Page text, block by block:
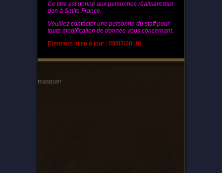
Ce titre est donné aux personnes réalisant tout
don à Smite France.
Veuillez contacter une personne du staff pour
toute modification de donnée vous concernant.
[Dernière mise à jour : 09/07/2019]
masquer